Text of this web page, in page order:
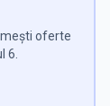
oferte
6.